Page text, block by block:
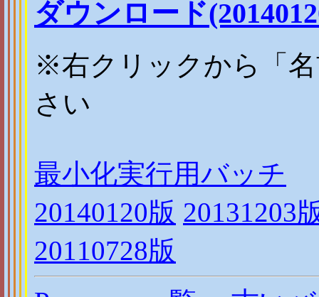
ダウンロード
※右クリックから「
さい
最小化実行用バッチ
20140120版 20131203
20110728版